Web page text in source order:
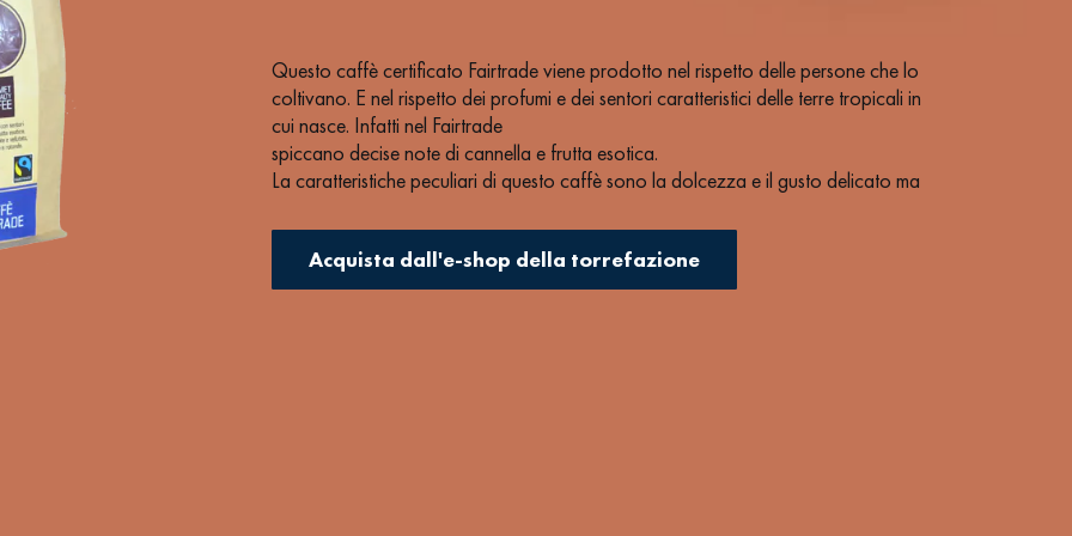
Questo caffè certificato Fairtrade viene prodotto nel rispetto delle persone che lo
coltivano. E nel rispetto dei profumi e dei sentori caratteristici delle terre tropicali in
cui nasce. Infatti nel Fairtrade
spiccano decise note di cannella e frutta esotica.
La caratteristiche peculiari di questo caffè sono la dolcezza e il gusto delicato ma
Certificazioni:FAIRTRADE
Parametro consigliato per la macchina da caffè espresso:
Acquista dall'e-shop della torrefazione